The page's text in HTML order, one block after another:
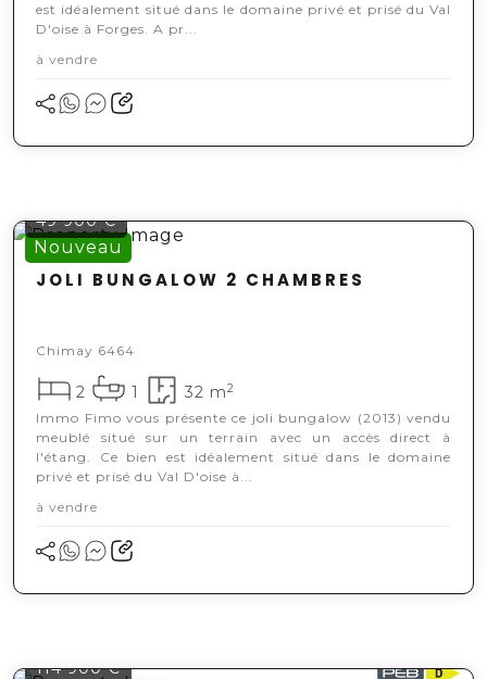
est idéalement situé dans le domaine privé et prisé du Val
D'oise à Forges. A pr...
à vendre
Nouveau
49 900 €
JOLI BUNGALOW 2 CHAMBRES
Chimay 6464
2 1 32 m2
Immo Fimo vous présente ce joli bungalow (2013) vendu
meublé situé sur un terrain avec un accès direct à
l'étang. Ce bien est idéalement situé dans le domaine
privé et prisé du Val D'oise à...
à vendre
114 900 €